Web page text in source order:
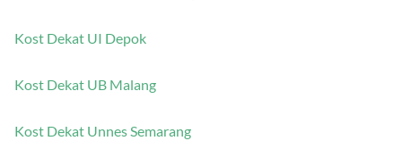
Kost Dekat UI Depok
Kost Dekat UB Malang
Kost Dekat Unnes Semarang